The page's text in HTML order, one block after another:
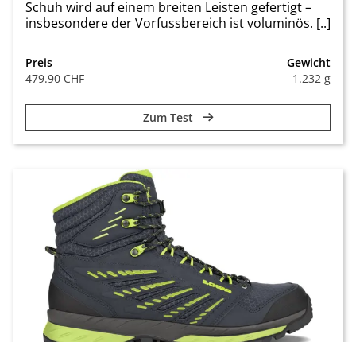
Schuh wird auf einem breiten Leisten gefertigt –
insbesondere der Vorfussbereich ist voluminös. [..]
Preis
479.90 CHF
Gewicht
1.232 g
Zum Test